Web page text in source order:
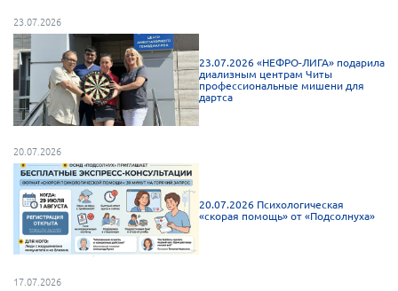
Исследования, аналитика, мнения
Всероссийская онлайн конференция
"Рассеянный склероз. XX лет работы
ОООИБРС" (25-29.08.2020)
Всероссийская конференция-тренинг
"Рассеянный склероз: новые реалии" (26-
Общероссийская РС
23.07.2026
23.07.2026 «НЕФРО-ЛИГА» подарила
диализным центрам Читы
профессиональные мишени для
дартса
20.07.2026
20.07.2026 Психологическая
«скорая помощь» от «Подсолнуха»
17.07.2026